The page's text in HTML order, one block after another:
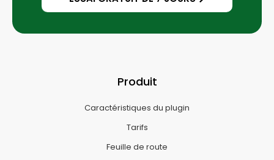
Produit
Caractéristiques du plugin
Tarifs
Feuille de route